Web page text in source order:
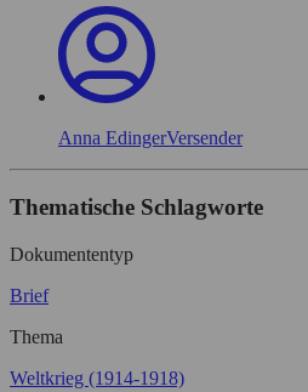
Anna EdingerVersender
Thematische Schlagworte
Dokumententyp
Brief
Thema
Weltkrieg (1914-1918)